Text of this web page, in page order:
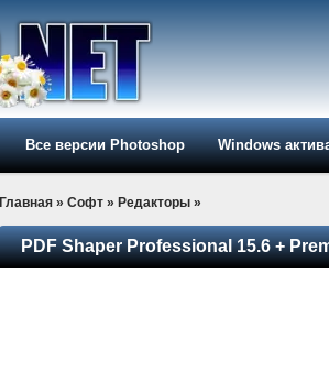
Все версии Photoshop Windows
Главная » Софт » Редакторы »
PDF Shaper Professional 15.6 +